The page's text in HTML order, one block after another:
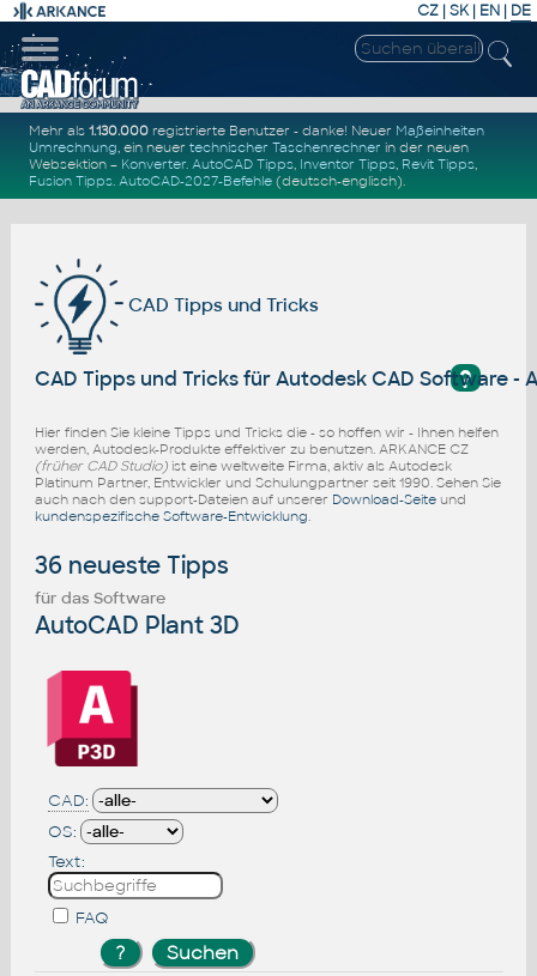
CZ | SK| EN | DE
Mehr als1.130.000 registrierte Benutzer - danke! Neuer Maßeinheiten
Umrechnung, ein neuertechnischer Taschenrechner in der neuen
Websektion – Konverter.AutoCAD Tipps, Inventor Tipps, Revit Tipps,
Fusion Tipps.AutoCAD-2027-Befehle (deutsch-englisch).
CAD Tipps und Tricks
?
CAD Tipps und Tricks für Autodesk CAD Software -
Hier finden Sie kleine Tipps und Tricks die - so hoffen wir - Ihnen helfen
werden, Autodesk-Produkte effektiver zu benutzen. ARKANCE CZ
(früher CAD Studio)ist eine weltweite Firma, aktiv als Autodesk
Platinum Partner, Entwickler und Schulungpartner seit 1990. Sehen Sie
auch nach den support-Dateien auf unserer Download-Seiteund
kundenspezifische Software-Entwicklung
36 neueste Tipps
für das Software
AutoCAD Plant 3D
CAD:
OS:
Text:
FAQ